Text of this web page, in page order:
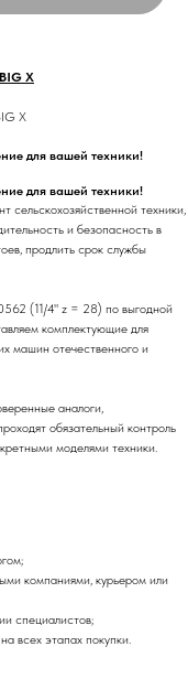
X
X
для вашей техники!
для вашей техники!
техники,
и безопасность в
продлить срок службы
(11/4" z = 28) по выгодной
комплектующие для
машин отечественного и
аналоги,
обязательный контроль
моделями техники.
компаниями, курьером или
специалистов;
всех этапах покупки.